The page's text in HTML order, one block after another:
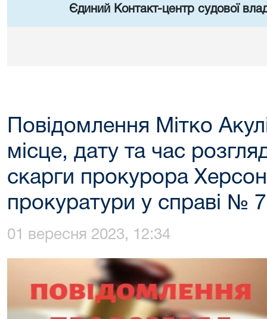
Єдиний Контакт-центр судової
Повідомлення Мітко
місце, дату та час
скарги прокурора
прокуратури у справі №
01 вересня 2023, 12:34